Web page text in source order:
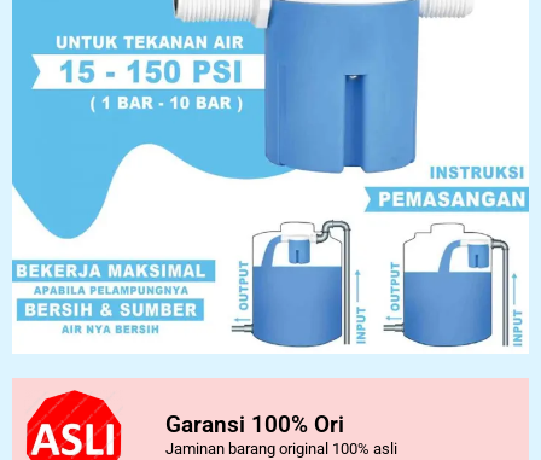
Garansi 100% Ori
Jaminan barang original 100% asli